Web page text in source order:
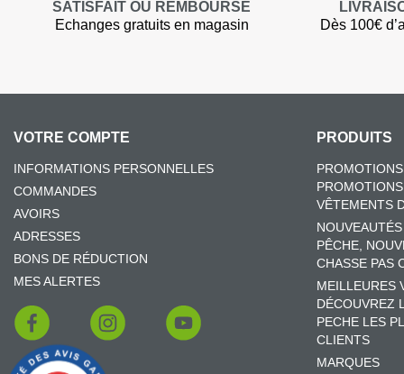
SATISFAIT OU REMBOURSÉ
Echanges gratuits en magasin
Dès 100€
VOTRE COMPTE
INFORMATIONS PERSONNELLES
COMMANDES
AVOIRS
ADRESSES
BONS DE RÉDUCTION
MES ALERTES
PRODUITS
VÊTEMENTS
PÊCHE,
CHASSE PAS
MEILLEURES
DÉCOUVREZ
PECHE LES
CLIENTS
MARQUES